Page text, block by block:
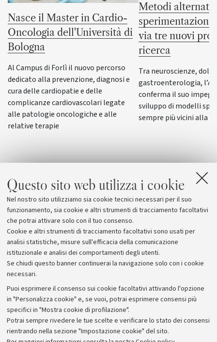
Questo sito web utilizza i cookie
Nel nostro sito utilizziamo sia cookie tecnici necessari per il suo
funzionamento, sia cookie e altri strumenti di tracciamento facoltativi
che potrai attivare solo con il tuo consenso.
Cookie e altri strumenti di tracciamento facoltativi sono usati per
analisi statistiche, misure sull'efficacia della comunicazione
istituzionale e analisi dei comportamenti degli utenti.
Se chiudi questo banner continuerai la navigazione solo con i cookie
necessari.
Puoi esprimere il consenso sui cookie facoltativi attivando l'opzione
in "Personalizza cookie" e, se vuoi, potrai esprimere consensi più
specifici in "Mostra cookie di profilazione".
Potrai sempre rivedere le tue scelte e verificare lo stato dei consensi
rientrando nella sezione "Impostazione cookie" del sito.
Nasce il Master in Cardio-
Oncologia dell'Università di
Bologna
Al Campus di Forlì il nuovo percorso
dedicato alla prevenzione, diagnosi e
cura delle cardiopatie e delle
complicanze cardiovascolari legate
alle patologie oncologiche e alle
relative terapie
Metodi
via tre nuovi
ricerca
Tra neuroscienze,
gastroenterologia,
conferma il suo
sviluppo di modelli
sempre più vicini alla
Archivio
Comunicati stampa
Redazione
Rassegna stampa